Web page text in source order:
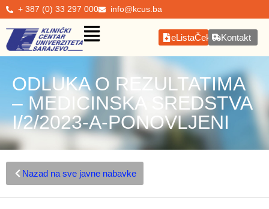
+ 387 (0) 33 297 000 info@kcus.ba
eListaČekanjaKontakt
ODLUKA O REZULTATIMA
– MEDICINSKA SREDSTVA
I/2/2023-A-PONOVLJENI
Nazad na sve javne nabavke